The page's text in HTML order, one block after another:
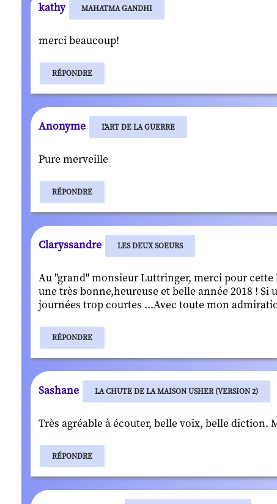
kathy MAHATMA GANDHI
merci beaucoup!
RÉPONDRE
Anonyme L'ART DE LA GUERRE
Pure merveille
RÉPONDRE
Claryssandre LES DEUX SOEURS
Au "grand" monsieur Luttringer, merci pour cette
une très bonne,heureuse et belle année 2018 !
journées trop courtes ...Avec toute mon
RÉPONDRE
Sashane LA CHUTE DE LA MAISON USHER (VERSION 2)
Très agréable à écouter, belle voix, belle diction.
RÉPONDRE